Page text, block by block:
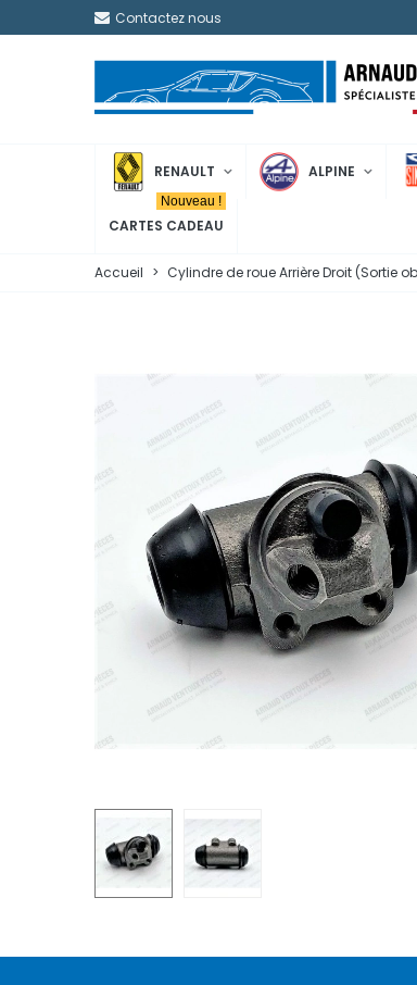
Contactez nous
RENAULT ALPINE
CARTES CADEAU
Nouveau !
Accueil > Cylindre de roue Arrière Droit (Sortie